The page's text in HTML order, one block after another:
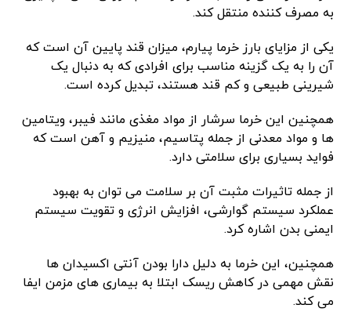
به مصرف کننده منتقل کند.
یکی از مزایای بارز خرما پیارم، میزان قند پایین آن است که
آن را به یک گزینه مناسب برای افرادی که به دنبال یک
شیرینی طبیعی و کم قند هستند، تبدیل کرده است.
همچنین این خرما سرشار از مواد مغذی مانند فیبر، ویتامین
ها و مواد معدنی از جمله پتاسیم، منیزیم و آهن است که
فواید بسیاری برای سلامتی دارد.
از جمله تاثیرات مثبت آن بر سلامت می توان به بهبود
عملکرد سیستم گوارشی، افزایش انرژی و تقویت سیستم
ایمنی بدن اشاره کرد.
همچنین، این خرما به دلیل دارا بودن آنتی اکسیدان ها
نقش مهمی در کاهش ریسک ابتلا به بیماری های مزمن ایفا
می کند.